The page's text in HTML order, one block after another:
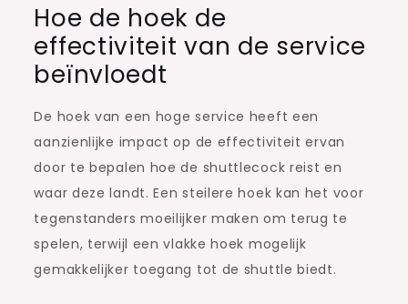
Hoe de hoek de
effectiviteit van de service
beïnvloedt
De hoek van een hoge service heeft een
aanzienlijke impact op de effectiviteit ervan
door te bepalen hoe de shuttlecock reist en
waar deze landt. Een steilere hoek kan het voor
tegenstanders moeilijker maken om terug te
spelen, terwijl een vlakke hoek mogelijk
gemakkelijker toegang tot de shuttle biedt.